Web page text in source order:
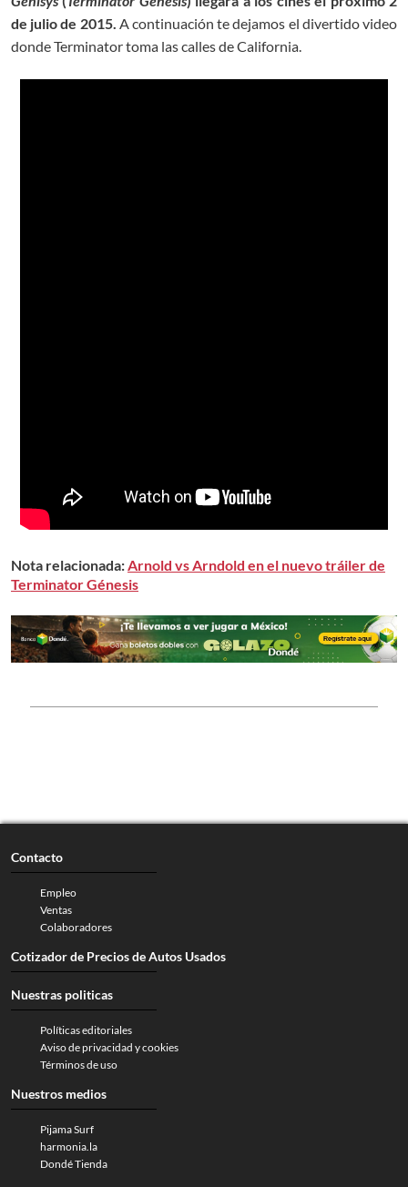
de julio de 2015. A continuación te dejamos el divertido video
donde Terminator toma las calles de California.
Nota relacionada: Arnold vs Arndold en el nuevo tráiler de
Terminator Génesis
Contacto
Empleo
Ventas
Colaboradores
Cotizador de Precios de Autos Usados
Nuestras politicas
Políticas editoriales
Aviso de privacidad y cookies
Términos de uso
Nuestros medios
Pijama Surf
harmonia.la
Dondé Tienda